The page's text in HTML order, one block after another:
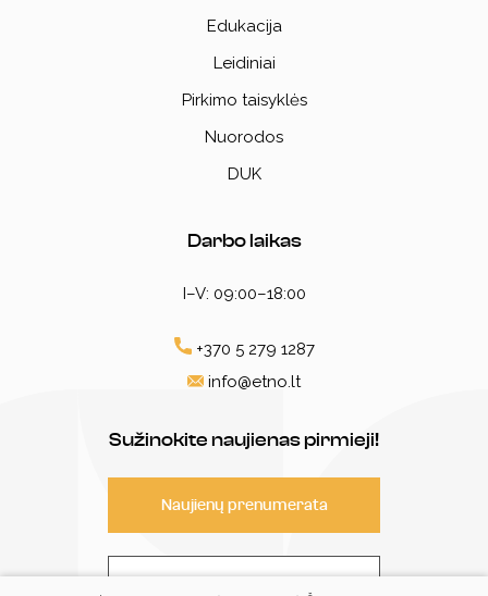
Edukacija
Leidiniai
Pirkimo taisyklės
Nuorodos
DUK
Darbo laikas
I–V: 09:00–18:00
+370 5 279 1287
info@etno.lt
Sužinokite naujienas pirmieji!
Naujienų prenumerata